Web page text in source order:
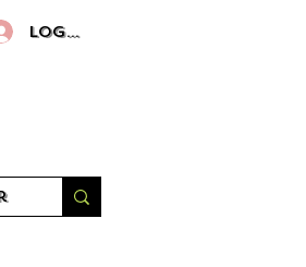
Log in